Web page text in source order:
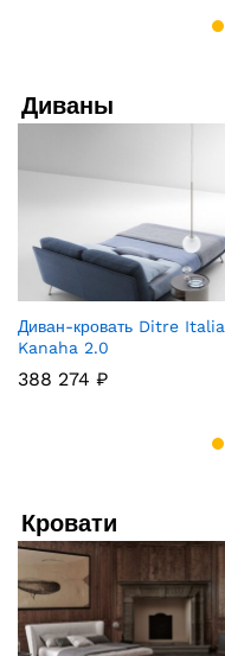
Диваны
Диван-кровать Ditre Italia
Kanaha 2.0
388 274 ₽
Кровати